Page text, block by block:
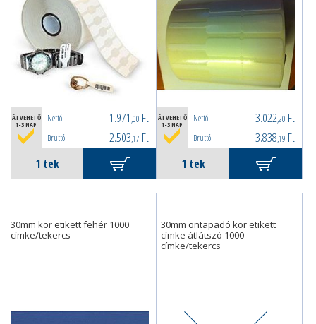
ÁTVEHETŐ
1-3 NAP
Nettó: 1.971 ,00 Ft
Bruttó: 2.503,17 Ft
ÁTVEHETŐ
1-3 NAP
Nettó: 3.022,20 Ft
Bruttó: 3.838,19 Ft
30mm kör etikett fehér 1000
címke/tekercs
30mm öntapadó kör etikett
címke átlátszó 1000
címke/tekercs